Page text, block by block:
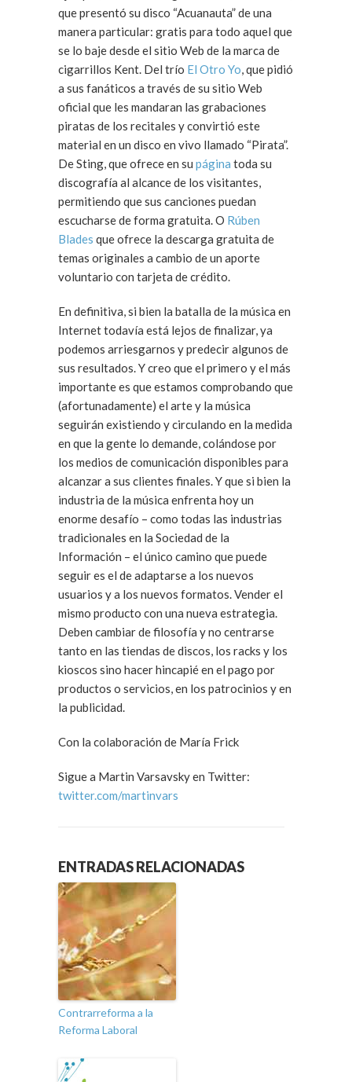
que presentó su disco “Acuanauta” de una
manera particular: gratis para todo aquel que
se lo baje desde el sitio Web de la marca de
cigarrillos Kent. Del trío El Otro Yo, que pidió
a sus fanáticos a través de su sitio Web
oficial que les mandaran las grabaciones
piratas de los recitales y convirtió este
material en un disco en vivo llamado “Pirata”.
De Sting, que ofrece en su página toda su
discografía al alcance de los visitantes,
permitiendo que sus canciones puedan
escucharse de forma gratuita. O Rúben
Blades que ofrece la descarga gratuita de
temas originales a cambio de un aporte
voluntario con tarjeta de crédito.
En definitiva, si bien la batalla de la música en
Internet todavía está lejos de finalizar, ya
podemos arriesgarnos y predecir algunos de
sus resultados. Y creo que el primero y el más
importante es que estamos comprobando que
(afortunadamente) el arte y la música
seguirán existiendo y circulando en la medida
en que la gente lo demande, colándose por
los medios de comunicación disponibles para
alcanzar a sus clientes finales. Y que si bien la
industria de la música enfrenta hoy un
enorme desafío – como todas las industrias
tradicionales en la Sociedad de la
Información – el único camino que puede
seguir es el de adaptarse a los nuevos
usuarios y a los nuevos formatos. Vender el
mismo producto con una nueva estrategia.
Deben cambiar de filosofía y no centrarse
tanto en las tiendas de discos, los racks y los
kioscos sino hacer hincapié en el pago por
productos o servicios, en los patrocinios y en
la publicidad.
Con la colaboración de María Frick
Sigue a Martin Varsavsky en Twitter:
twitter.com/martinvars
ENTRADAS RELACIONADAS
Contrarreforma a la
Reforma Laboral